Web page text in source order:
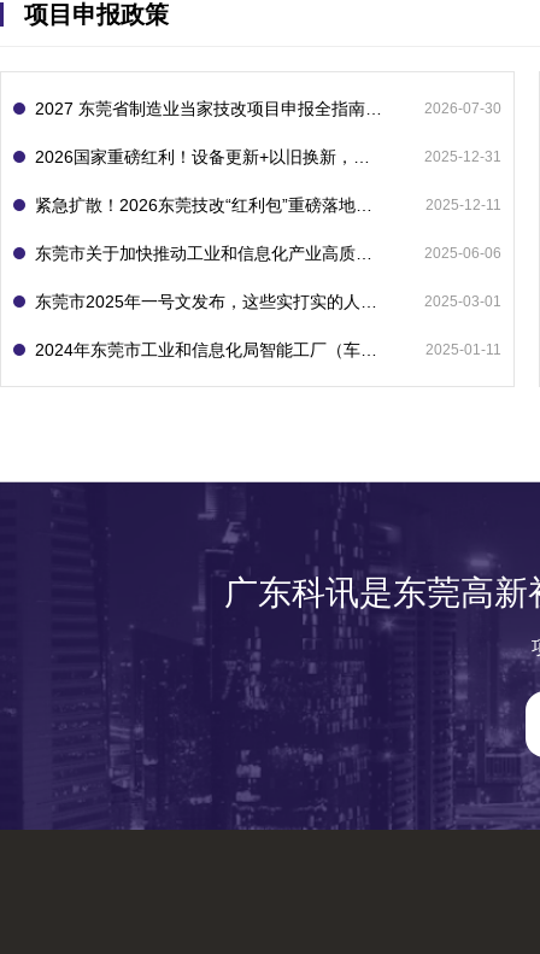
项目申报政策
2026-07-30
2025-12-31
2025-12-11
2025-06-06
2025-03-01
2025-01-11
广东科讯是东莞高